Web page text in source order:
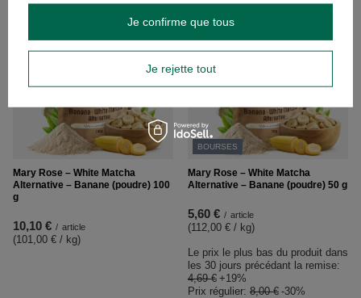
Mary Rose – White Matcha
Alternative – Banane (poudre) 100
g
10,10 € / article
(101,00 € / kg)
BOURSES
Mary Rose – White Matcha
Alternative – Banane (poudre) 50 g
5,60 € / article
(112,00 € / kg)
Le prix le plus bas du produit dans
les 30 jours précédant la remise:
4,69 € +19%
Prix régulier: 8,00 € -30%
Je rejette tout
Je confirme que tous